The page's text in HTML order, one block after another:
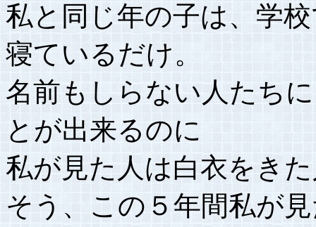
私と同じ年の子は、学
寝ているだけ。
名前もしらない人たち
とが出来るのに
私が見た人は白衣をき
そう、この５年間私が